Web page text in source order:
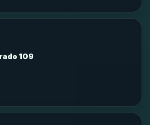
109